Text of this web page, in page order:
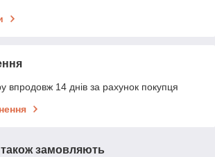
впродовж 14 днів за рахунок покупця
замовляють